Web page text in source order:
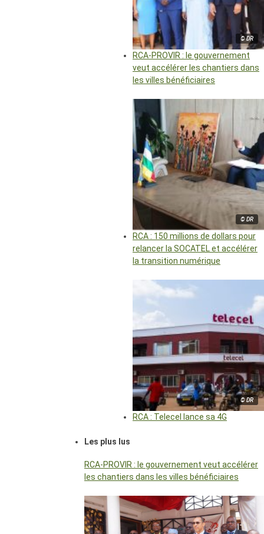
© DR
RCA-PROVIR : le gouvernement
veut accélérer les chantiers dans
les villes bénéficiaires
© DR
RCA : 150 millions de dollars pour
relancer la SOCATEL et accélérer
la transition numérique
© DR
RCA : Telecel lance sa 4G
Les plus lus
RCA-PROVIR : le gouvernement veut accélérer
les chantiers dans les villes bénéficiaires